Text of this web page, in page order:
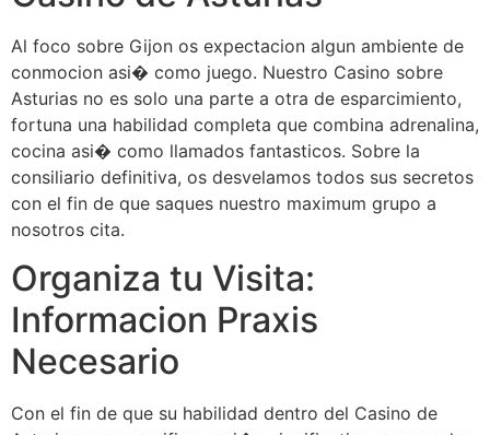
Al foco sobre Gijon os expectacion algun ambiente de
conmocion asi� como juego. Nuestro Casino sobre
Asturias no es solo una parte a otra de esparcimiento,
fortuna una habilidad completa que combina adrenalina,
cocina asi� como llamados fantasticos. Sobre la
consiliario definitiva, os desvelamos todos sus secretos
con el fin de que saques nuestro maximum grupo a
nosotros cita.
Organiza tu Visita:
Informacion Praxis
Necesario
Con el fin de que su habilidad dentro del Casino de